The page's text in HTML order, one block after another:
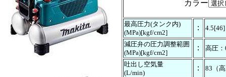
カラー
最高圧力(タンク内)
(MPa)[kgf/cm2]
： 4.5[46]
減圧弁の圧力調整範囲
(MPa)[kgf/cm2]
： 高圧
吐出し空気量
(L/min)
： 83（